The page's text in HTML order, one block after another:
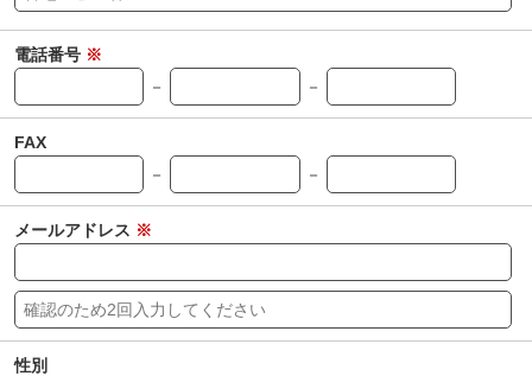
電話番号 ※
－
－
FAX
－
－
メールアドレス ※
性別